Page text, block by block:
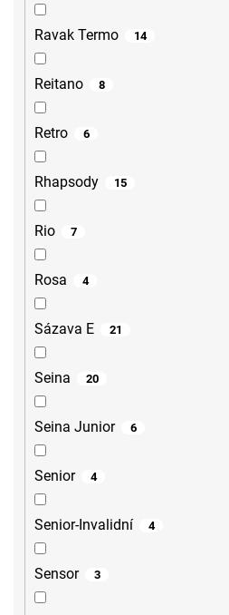
Ravak Termo 14
Reitano 8
Retro 6
Rhapsody 15
Rio 7
Rosa 4
Sázava E 21
Seina 20
Seina Junior 6
Senior 4
Senior-Invalidní 4
Sensor 3